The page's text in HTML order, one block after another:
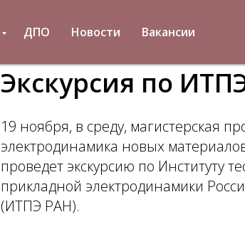
ДПО Новости Вакансии
Экскурсия по
19 ноября, в среду, магистерская
электродинамика новых
проведет экскурсию по Институту
прикладной электродинамики
(ИТПЭ РАН).